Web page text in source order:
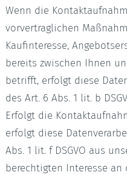
Wenn die
vorvertraglichen
Kaufinteresse,
bereits zwischen Ihnen
betrifft, erfolgt diese
des Art. 6 Abs. 1 lit. b
Erfolgt die
erfolgt diese
Abs. 1 lit. f DSGVO aus
berechtigten Interesse an